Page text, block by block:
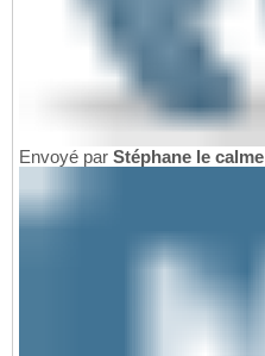
Envoyé par Stéphane le calme